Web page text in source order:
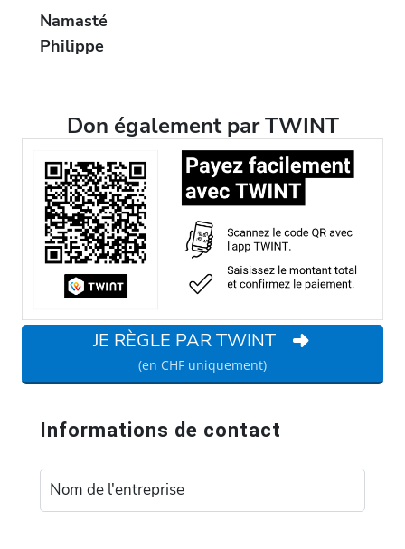
Namasté
Philippe
Don également par TWINT
JE RÈGLE PAR TWINT
(en CHF uniquement)
Informations de contact